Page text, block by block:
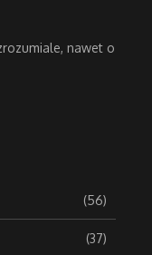
nawet o
(56)
(37)